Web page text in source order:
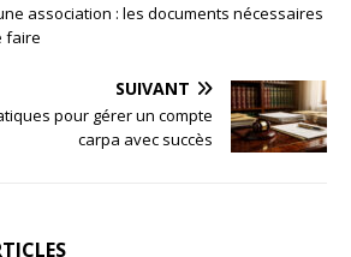
association : les documents nécessaires
faire
SUIVANT
pour gérer un compte
carpa avec succès